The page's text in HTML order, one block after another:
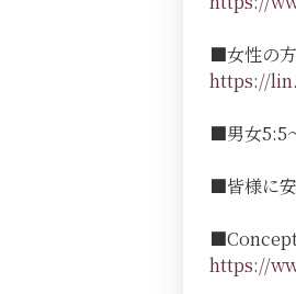
■女性の
https://
■男女5:5
■皆様に
https://